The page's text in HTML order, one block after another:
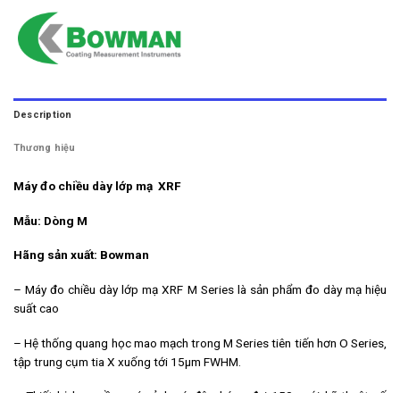
Description
Thương hiệu
Máy đo chiều dày lớp mạ XRF
Mẫu: Dòng M
Hãng sản xuất: Bowman
– Máy đo chiều dày lớp mạ XRF M Series là sản phẩm đo dày mạ hiệu
suất cao
– Hệ thống quang học mao mạch trong M Series tiên tiến hơn O Series,
tập trung cụm tia X xuống tới 15μm FWHM.